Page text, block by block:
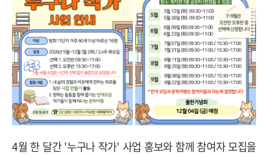
4월 한 달간'누구나 작가' 사업 홍보와 함께 참여자 모집을